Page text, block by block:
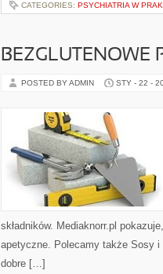
CATEGORIES: PSYCHIATRIA W
BEZGLUTENOWE
POSTED BY ADMIN STY - 22 -
składników. Mediaknorr.pl
apetyczne. Polecamy także Sosy
dobre […]